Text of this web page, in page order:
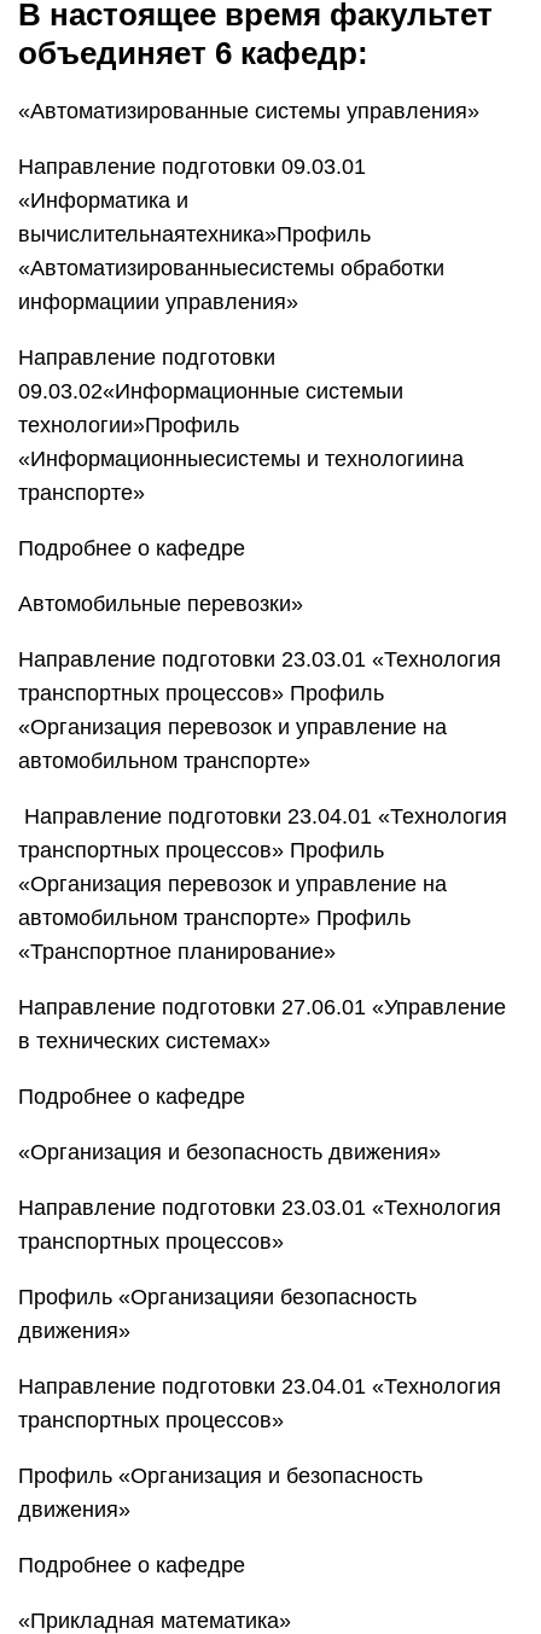
В настоящее время факультет
объединяет 6 кафедр:
«Автоматизированные системы управления»
Направление подготовки 09.03.01
«Информатика и
вычислительнаятехника»Профиль
«Автоматизированныесистемы обработки
информациии управления»
Направление подготовки
09.03.02«Информационные системыи
технологии»Профиль
«Информационныесистемы и технологиина
транспорте»
Подробнее о кафедре
Автомобильные перевозки»
Направление подготовки 23.03.01 «Технология
транспортных процессов» Профиль
«Организация перевозок и управление на
автомобильном транспорте»
Направление подготовки 23.04.01 «Технология
транспортных процессов» Профиль
«Организация перевозок и управление на
автомобильном транспорте» Профиль
«Транспортное планирование»
Направление подготовки 27.06.01 «Управление
в технических системах»
Подробнее о кафедре
«Организация и безопасность движения»
Направление подготовки 23.03.01 «Технология
транспортных процессов»
Профиль «Организацияи безопасность
движения»
Направление подготовки 23.04.01 «Технология
транспортных процессов»
Профиль «Организация и безопасность
движения»
Подробнее о кафедре
«Прикладная математика»